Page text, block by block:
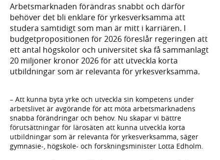
Arbetsmarknaden förändras snabbt och därför
behöver det bli enklare för yrkesverksamma att
studera samtidigt som man är mitt i karriären. I
budgetpropositionen för 2026 föreslår regeringen att
ett antal högskolor och universitet ska få sammanlagt
20 miljoner kronor 2026 för att utveckla korta
utbildningar som är relevanta för yrkesverksamma.
– Att kunna byta yrke och utveckla sin kompetens under
arbetslivet är avgörande för att möta arbetsmarknadens
snabba förändringar och behov. Nu skapar vi bättre
förutsättningar för lärosäten att kunna utveckla korta
utbildningar som är relevanta för yrkesverksamma, säger
gymnasie-, högskole- och forskningsminister Lotta Edholm.